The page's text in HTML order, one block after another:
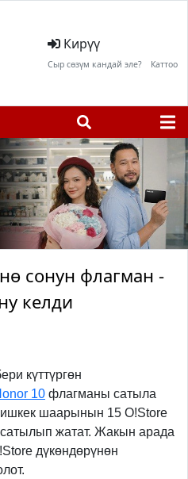
Кирүү
Сыр сөзүм кандай эле? Каттоо
сонун флагман -
келди
күттүргөн
10 флагманы сатыла
шаарынын 15 O!Store
жатат. Жакын арада
дүкөндөрүнөн